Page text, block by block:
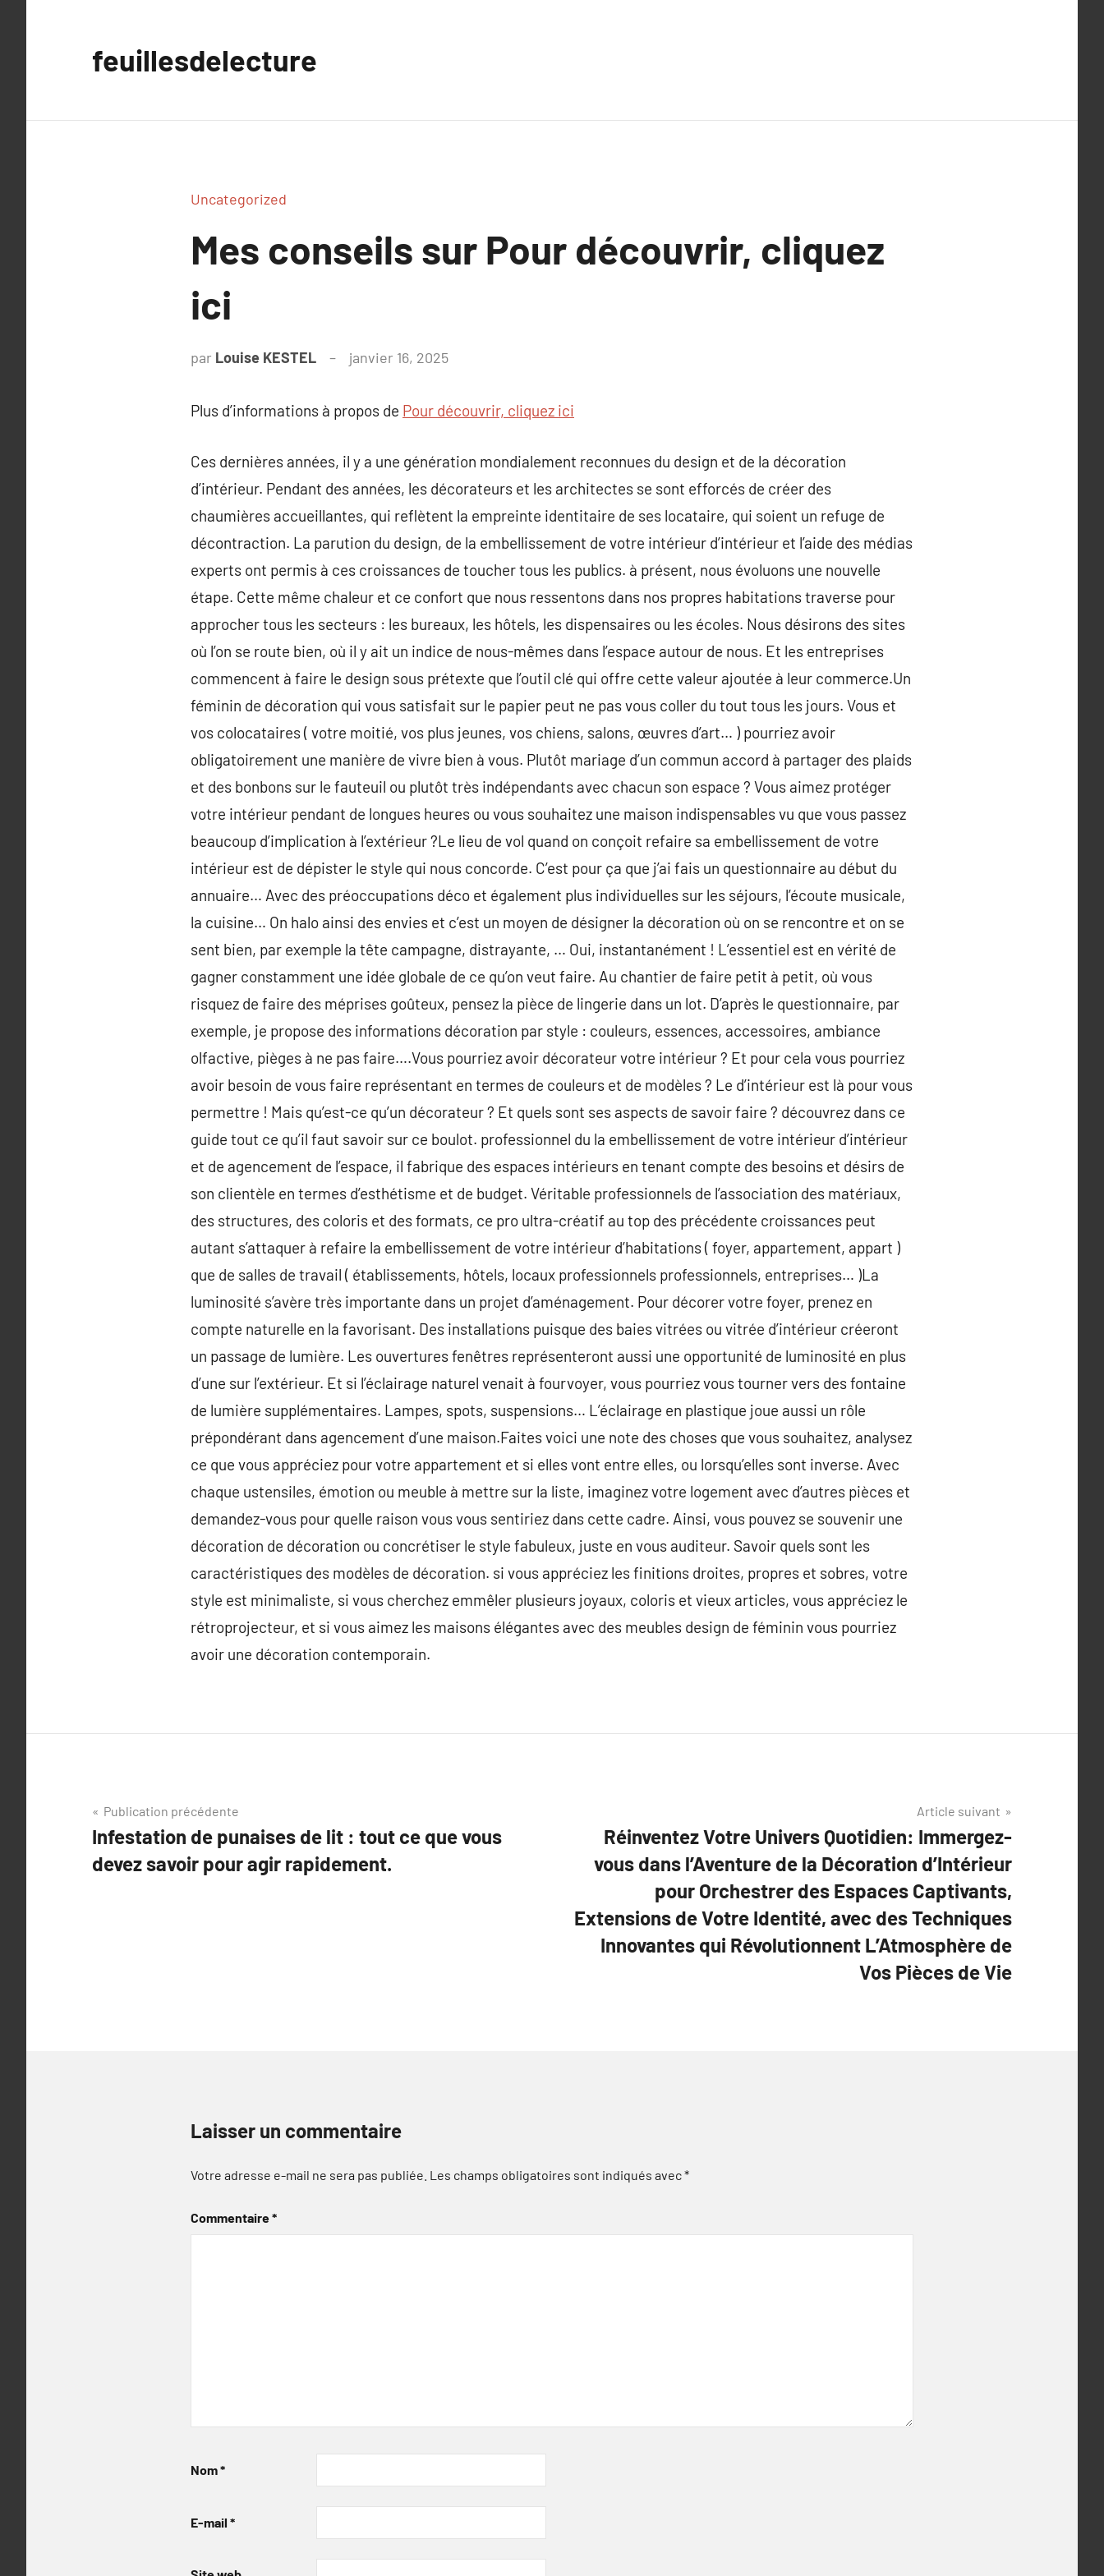
feuillesdelecture
Uncategorized
Mes conseils sur Pour découvrir, cliquez
ici
par Louise KESTEL janvier 16, 2025
Plus d’informations à propos de Pour découvrir, cliquez ici
Ces dernières années, il y a une génération mondialement reconnues du design et de la décoration
d’intérieur. Pendant des années, les décorateurs et les architectes se sont efforcés de créer des
chaumières accueillantes, qui reflètent la empreinte identitaire de ses locataire, qui soient un refuge de
décontraction. La parution du design, de la embellissement de votre intérieur d’intérieur et l’aide des médias
experts ont permis à ces croissances de toucher tous les publics. à présent, nous évoluons une nouvelle
étape. Cette même chaleur et ce confort que nous ressentons dans nos propres habitations traverse pour
approcher tous les secteurs : les bureaux, les hôtels, les dispensaires ou les écoles. Nous désirons des sites
où l’on se route bien, où il y ait un indice de nous-mêmes dans l’espace autour de nous. Et les entreprises
commencent à faire le design sous prétexte que l’outil clé qui offre cette valeur ajoutée à leur commerce.Un
féminin de décoration qui vous satisfait sur le papier peut ne pas vous coller du tout tous les jours. Vous et
vos colocataires ( votre moitié, vos plus jeunes, vos chiens, salons, œuvres d’art… ) pourriez avoir
obligatoirement une manière de vivre bien à vous. Plutôt mariage d’un commun accord à partager des plaids
et des bonbons sur le fauteuil ou plutôt très indépendants avec chacun son espace ? Vous aimez protéger
votre intérieur pendant de longues heures ou vous souhaitez une maison indispensables vu que vous passez
beaucoup d’implication à l’extérieur ?Le lieu de vol quand on conçoit refaire sa embellissement de votre
intérieur est de dépister le style qui nous concorde. C’est pour ça que j’ai fais un questionnaire au début du
annuaire… Avec des préoccupations déco et également plus individuelles sur les séjours, l’écoute musicale,
la cuisine… On halo ainsi des envies et c’est un moyen de désigner la décoration où on se rencontre et on se
sent bien, par exemple la tête campagne, distrayante, … Oui, instantanément ! L’essentiel est en vérité de
gagner constamment une idée globale de ce qu’on veut faire. Au chantier de faire petit à petit, où vous
risquez de faire des méprises goûteux, pensez la pièce de lingerie dans un lot. D’après le questionnaire, par
exemple, je propose des informations décoration par style : couleurs, essences, accessoires, ambiance
olfactive, pièges à ne pas faire….Vous pourriez avoir décorateur votre intérieur ? Et pour cela vous pourriez
avoir besoin de vous faire représentant en termes de couleurs et de modèles ? Le d’intérieur est là pour vous
permettre ! Mais qu’est-ce qu’un décorateur ? Et quels sont ses aspects de savoir faire ? découvrez dans ce
guide tout ce qu’il faut savoir sur ce boulot. professionnel du la embellissement de votre intérieur d’intérieur
et de agencement de l’espace, il fabrique des espaces intérieurs en tenant compte des besoins et désirs de
son clientèle en termes d’esthétisme et de budget. Véritable professionnels de l’association des matériaux,
des structures, des coloris et des formats, ce pro ultra-créatif au top des précédente croissances peut
autant s’attaquer à refaire la embellissement de votre intérieur d’habitations ( foyer, appartement, appart )
que de salles de travail ( établissements, hôtels, locaux professionnels professionnels, entreprises… )La
luminosité s’avère très importante dans un projet d’aménagement. Pour décorer votre foyer, prenez en
compte naturelle en la favorisant. Des installations puisque des baies vitrées ou vitrée d’intérieur créeront
un passage de lumière. Les ouvertures fenêtres représenteront aussi une opportunité de luminosité en plus
d’une sur l’extérieur. Et si l’éclairage naturel venait à fourvoyer, vous pourriez vous tourner vers des fontaine
de lumière supplémentaires. Lampes, spots, suspensions… L’éclairage en plastique joue aussi un rôle
prépondérant dans agencement d’une maison.Faites voici une note des choses que vous souhaitez, analysez
ce que vous appréciez pour votre appartement et si elles vont entre elles, ou lorsqu’elles sont inverse. Avec
chaque ustensiles, émotion ou meuble à mettre sur la liste, imaginez votre logement avec d’autres pièces et
demandez-vous pour quelle raison vous vous sentiriez dans cette cadre. Ainsi, vous pouvez se souvenir une
décoration de décoration ou concrétiser le style fabuleux, juste en vous auditeur. Savoir quels sont les
caractéristiques des modèles de décoration. si vous appréciez les finitions droites, propres et sobres, votre
style est minimaliste, si vous cherchez emmêler plusieurs joyaux, coloris et vieux articles, vous appréciez le
rétroprojecteur, et si vous aimez les maisons élégantes avec des meubles design de féminin vous pourriez
avoir une décoration contemporain.
Navigation
de
l’article
Publication précédente
Infestation de punaises de lit : tout ce que vous
devez savoir pour agir rapidement.
Article suivant
Réinventez Votre Univers Quotidien: Immergez-
vous dans l’Aventure de la Décoration d’Intérieur
pour Orchestrer des Espaces Captivants,
Extensions de Votre Identité, avec des Techniques
Innovantes qui Révolutionnent L’Atmosphère de
Vos Pièces de Vie
Laisser un commentaire
Votre adresse e-mail ne sera pas publiée. Les champs obligatoires sont indiqués avec*
Commentaire*
Nom*
E-mail *